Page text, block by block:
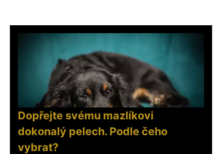
Dopřejte svému mazlíkovi
dokonalý pelech. Podle čeho
vybrat?